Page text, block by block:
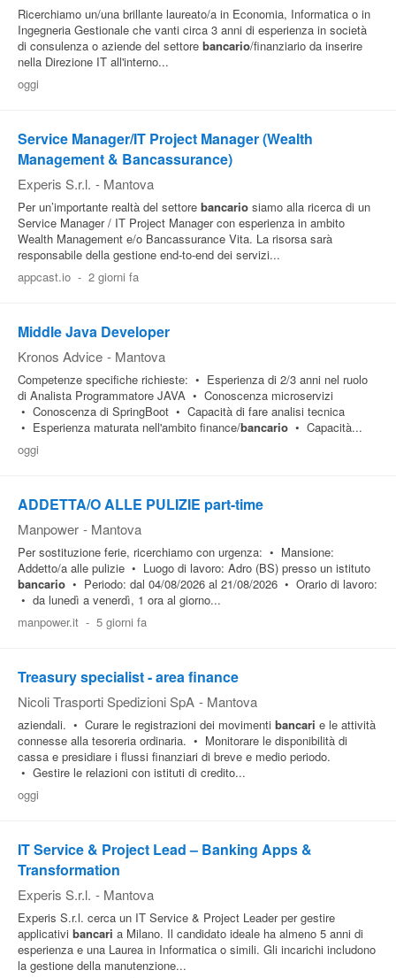
Ricerchiamo un/una brillante laureato/a in Economia, Informatica o in
Ingegneria Gestionale che vanti circa 3 anni di esperienza in società
di consulenza o aziende del settore bancario/finanziario da inserire
nella Direzione IT all'interno...
oggi
Service Manager/IT Project Manager (Wealth
Management & Bancassurance)
Experis S.r.l. - Mantova
Per un’importante realtà del settore bancario siamo alla ricerca di un
Service Manager / IT Project Manager con esperienza in ambito
Wealth Management e/o Bancassurance Vita. La risorsa sarà
responsabile della gestione end-to-end dei servizi...
appcast.io - 2 giorni fa
Middle Java Developer
Kronos Advice - Mantova
Competenze specifiche richieste: • Esperienza di 2/3 anni nel ruolo
di Analista Programmatore JAVA • Conoscenza microservizi
• Conoscenza di SpringBoot • Capacità di fare analisi tecnica
• Esperienza maturata nell'ambito finance/bancario • Capacità...
oggi
ADDETTA/O ALLE PULIZIE part-time
Manpower - Mantova
Per sostituzione ferie, ricerchiamo con urgenza: • Mansione:
Addetto/a alle pulizie • Luogo di lavoro: Adro (BS) presso un istituto
bancario • Periodo: dal 04/08/2026 al 21/08/2026 • Orario di lavoro:
• da lunedì a venerdì, 1 ora al giorno...
manpower.it - 5 giorni fa
Treasury specialist - area finance
Nicoli Trasporti Spedizioni SpA - Mantova
aziendali. • Curare le registrazioni dei movimenti bancari e le attività
connesse alla tesoreria ordinaria. • Monitorare le disponibilità di
cassa e presidiare i flussi finanziari di breve e medio periodo.
• Gestire le relazioni con istituti di credito...
oggi
IT Service & Project Lead – Banking Apps &
Transformation
Experis S.r.l. - Mantova
Experis S.r.l. cerca un IT Service & Project Leader per gestire
applicativi bancari a Milano. Il candidato ideale ha almeno 5 anni di
esperienza e una Laurea in Informatica o simili. Gli incarichi includono
la gestione della manutenzione...